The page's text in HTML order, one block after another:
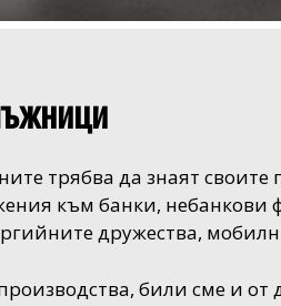
трябва да знаят
към банки,
дружества,
били сме и от